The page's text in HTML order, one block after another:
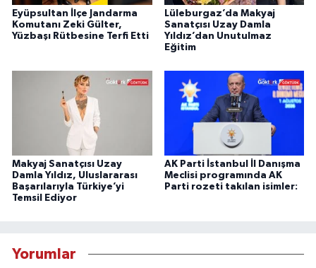
Eyüpsultan İlçe Jandarma
Komutanı Zeki Gülter,
Yüzbaşı Rütbesine Terfi Etti
Lüleburgaz’da Makyaj
Sanatçısı Uzay Damla
Yıldız’dan Unutulmaz
Eğitim
Makyaj Sanatçısı Uzay
Damla Yıldız, Uluslararası
Başarılarıyla Türkiye’yi
Temsil Ediyor
AK Parti İstanbul İl Danışma
Meclisi programında AK
Parti rozeti takılan isimler:
Yorumlar